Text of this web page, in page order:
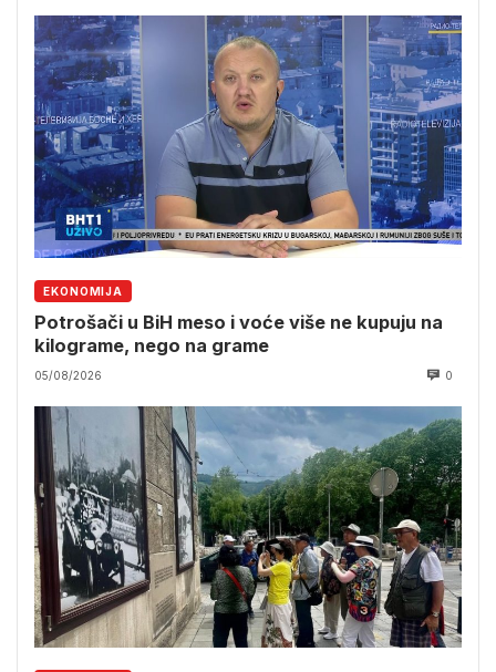
EKONOMIJA
Potrošači u BiH meso i voće više ne kupuju na
kilograme, nego na grame
05/08/2026 0